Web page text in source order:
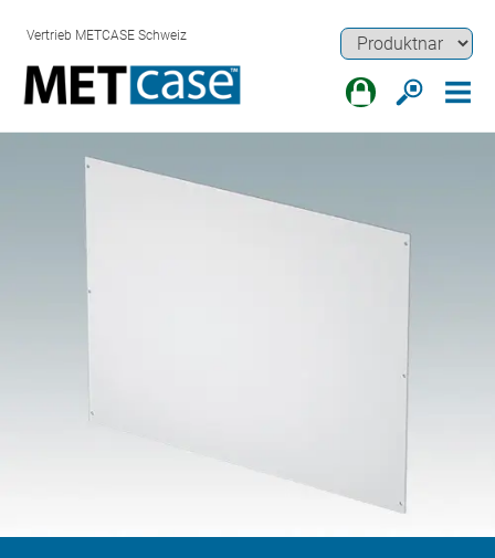
Vertrieb METCASE Schweiz